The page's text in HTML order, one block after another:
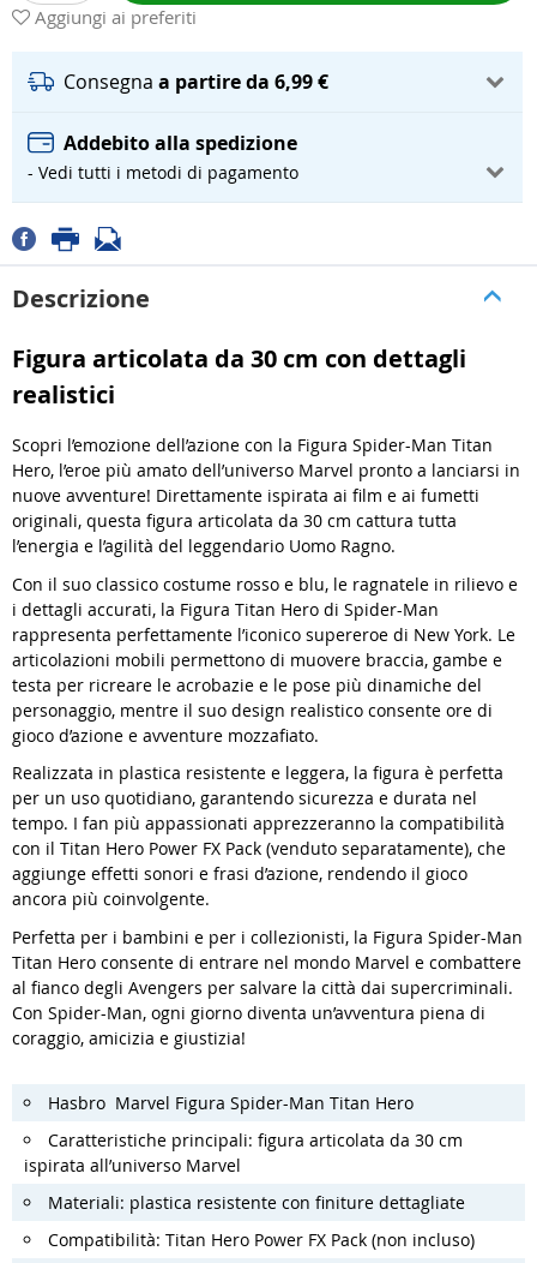
Aggiungi ai preferiti
Consegna a partire da 6,99 €
Addebito alla spedizione
- Vedi tutti i metodi di pagamento
Descrizione
Figura articolata da 30 cm con dettagli
realistici
Scopri l’emozione dell’azione con la Figura Spider-Man Titan
Hero, l’eroe più amato dell’universo Marvel pronto a lanciarsi in
nuove avventure! Direttamente ispirata ai film e ai fumetti
originali, questa figura articolata da 30 cm cattura tutta
l’energia e l’agilità del leggendario Uomo Ragno.
Con il suo classico costume rosso e blu, le ragnatele in rilievo e
i dettagli accurati, la Figura Titan Hero di Spider-Man
rappresenta perfettamente l’iconico supereroe di New York. Le
articolazioni mobili permettono di muovere braccia, gambe e
testa per ricreare le acrobazie e le pose più dinamiche del
personaggio, mentre il suo design realistico consente ore di
gioco d’azione e avventure mozzafiato.
Realizzata in plastica resistente e leggera, la figura è perfetta
per un uso quotidiano, garantendo sicurezza e durata nel
tempo. I fan più appassionati apprezzeranno la compatibilità
con il Titan Hero Power FX Pack (venduto separatamente), che
aggiunge effetti sonori e frasi d’azione, rendendo il gioco
ancora più coinvolgente.
Perfetta per i bambini e per i collezionisti, la Figura Spider-Man
Titan Hero consente di entrare nel mondo Marvel e combattere
al fianco degli Avengers per salvare la città dai supercriminali.
Con Spider-Man, ogni giorno diventa un’avventura piena di
coraggio, amicizia e giustizia!
Hasbro Marvel Figura Spider-Man Titan Hero
Caratteristiche principali: figura articolata da 30 cm
ispirata all’universo Marvel
Materiali: plastica resistente con finiture dettagliate
Compatibilità: Titan Hero Power FX Pack (non incluso)